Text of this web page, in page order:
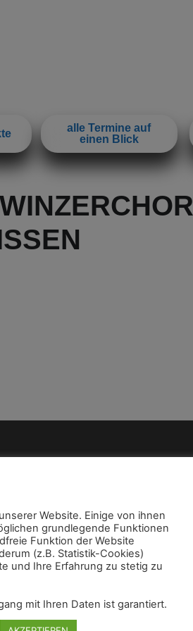
alle Termine auf
einen Blick
Website. Einige von ihnen
grundlegende Funktionen
Funktion der Website
(z.B. Statistik-Cookies)
und Ihre Erfahrung zu stetig zu
mit Ihren Daten ist garantiert.